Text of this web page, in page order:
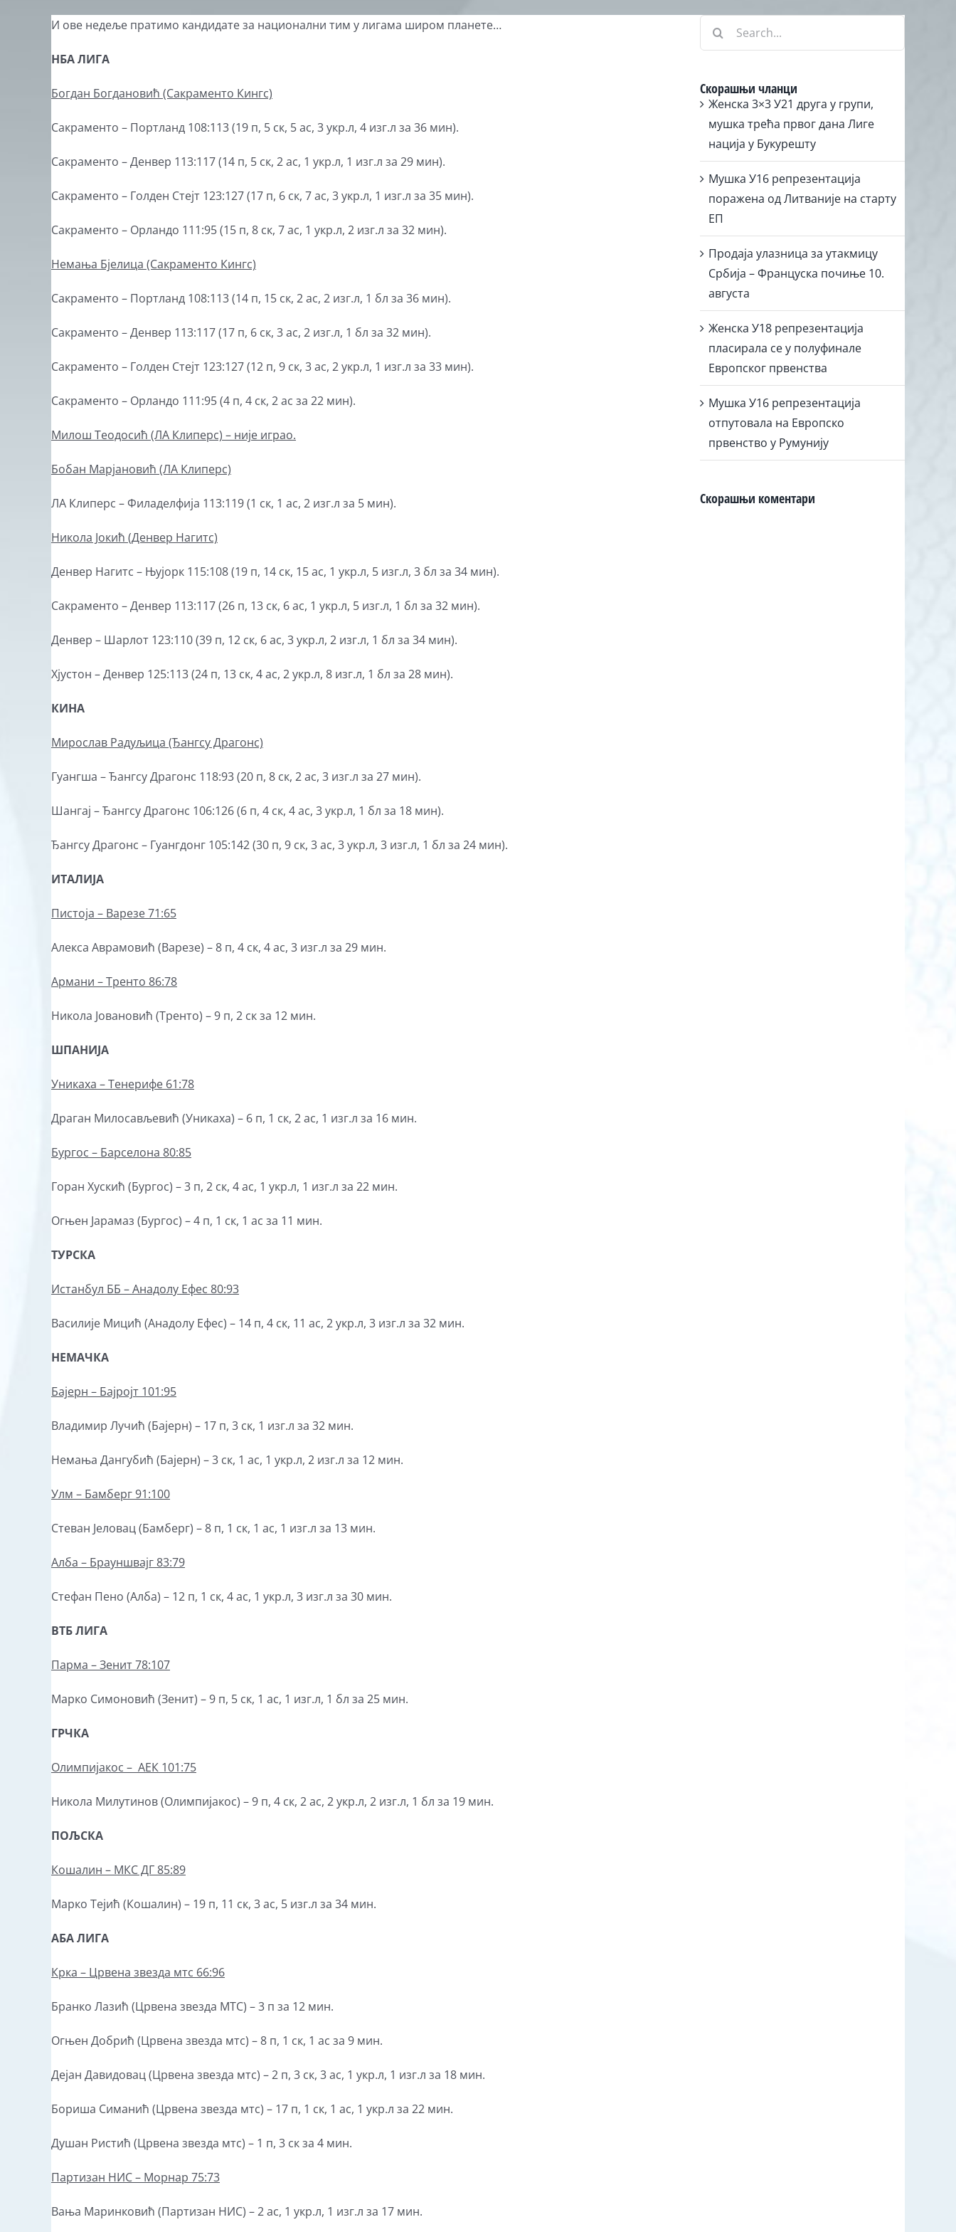
View
Image
И ове недеље пратимо кандидате за национални тим у лигама широм планете…
НБА ЛИГА
Богдан Богдановић (Сакраменто Кингс)
Сакраменто – Портланд 108:113 (19 п, 5 ск, 5 ас, 3 укр.л, 4 изг.л за 36 мин).
Сакраменто – Денвер 113:117 (14 п, 5 ск, 2 ас, 1 укр.л, 1 изг.л за 29 мин).
Сакраменто – Голден Стејт 123:127 (17 п, 6 ск, 7 ас, 3 укр.л, 1 изг.л за 35 мин).
Сакраменто – Орландо 111:95 (15 п, 8 ск, 7 ас, 1 укр.л, 2 изг.л за 32 мин).
Немања Бјелица (Сакраменто Кингс)
Сакраменто – Портланд 108:113 (14 п, 15 ск, 2 ас, 2 изг.л, 1 бл за 36 мин).
Сакраменто – Денвер 113:117 (17 п, 6 ск, 3 ас, 2 изг.л, 1 бл за 32 мин).
Сакраменто – Голден Стејт 123:127 (12 п, 9 ск, 3 ас, 2 укр.л, 1 изг.л за 33 мин).
Сакраменто – Орландо 111:95 (4 п, 4 ск, 2 ас за 22 мин).
Милош Теодосић (ЛА Клиперс) – није играо.
Бобан Марјановић (ЛА Клиперс)
ЛА Клиперс – Филаделфија 113:119 (1 ск, 1 ас, 2 изг.л за 5 мин).
Никола Јокић (Денвер Нагитс)
Денвер Нагитс – Њујорк 115:108 (19 п, 14 ск, 15 ас, 1 укр.л, 5 изг.л, 3 бл за 34 мин).
Сакраменто – Денвер 113:117 (26 п, 13 ск, 6 ас, 1 укр.л, 5 изг.л, 1 бл за 32 мин).
Денвер – Шарлот 123:110 (39 п, 12 ск, 6 ас, 3 укр.л, 2 изг.л, 1 бл за 34 мин).
Хјустон – Денвер 125:113 (24 п, 13 ск, 4 ас, 2 укр.л, 8 изг.л, 1 бл за 28 мин).
КИНА
Мирослав Радуљица (Ђангсу Драгонс)
Гуангша – Ђангсу Драгонс 118:93 (20 п, 8 ск, 2 ас, 3 изг.л за 27 мин).
Шангај – Ђангсу Драгонс 106:126 (6 п, 4 ск, 4 ас, 3 укр.л, 1 бл за 18 мин).
Ђангсу Драгонс – Гуангдонг 105:142 (30 п, 9 ск, 3 ас, 3 укр.л, 3 изг.л, 1 бл за 24 мин).
ИТАЛИЈА
Пистоја – Варезе71:65
Алекса Аврамовић (Варезе) – 8 п, 4 ск, 4 ас, 3 изг.л за 29 мин.
Армани –Тренто 86:78
Никола Јовановић (Тренто) – 9 п, 2 ск за 12 мин.
ШПАНИЈА
Уникаха – Тенерифе 61:78
Драган Милосављевић (Уникаха) – 6 п, 1 ск, 2 ас, 1 изг.л за 16 мин.
Бургос – Барселона 80:85
Горан Хускић (Бургос) – 3 п, 2 ск, 4 ас, 1 укр.л, 1 изг.л за 22 мин.
Огњен Јарамаз (Бургос) – 4 п, 1 ск, 1 ас за 11 мин.
ТУРСКА
Истанбул ББ –Анадолу Ефес 80:93
Василије Мицић (Анадолу Ефес) – 14 п, 4 ск, 11 ас, 2 укр.л, 3 изг.л за 32 мин.
НЕМАЧКА
Бајерн – Бајројт 101:95
Владимир Лучић (Бајерн) – 17 п, 3 ск, 1 изг.л за 32 мин.
Немања Дангубић (Бајерн) – 3 ск, 1 ас, 1 укр.л, 2 изг.л за 12 мин.
Улм – Бамберг91:100
Стеван Јеловац (Бамберг) – 8 п, 1 ск, 1 ас, 1 изг.л за 13 мин.
Алба – Брауншвајг 83:79
Стефан Пено (Алба) – 12 п, 1 ск, 4 ас, 1 укр.л, 3 изг.л за 30 мин.
ВТБ ЛИГА
Парма –Зенит78:107
Марко Симоновић (Зенит) – 9 п, 5 ск, 1 ас, 1 изг.л, 1 бл за 25 мин.
ГРЧКА
Олимпијакос – АЕК 101:75
Никола Милутинов (Олимпијакос) – 9 п, 4 ск, 2 ас, 2 укр.л, 2 изг.л, 1 бл за 19 мин.
ПОЉСКА
Кошалин – МКС ДГ 85:89
Марко Тејић (Кошалин) – 19 п, 11 ск, 3 ас, 5 изг.л за 34 мин.
АБА ЛИГА
Крка – Црвена звезда мтс 66:96
Бранко Лазић (Црвена звезда МТС) – 3 п за 12 мин.
Огњен Добрић (Црвена звезда мтс) – 8 п, 1 ск, 1 ас за 9 мин.
Дејан Давидовац (Црвена звезда мтс) – 2 п, 3 ск, 3 ас, 1 укр.л, 1 изг.л за 18 мин.
Бориша Симанић (Црвена звезда мтс) – 17 п, 1 ск, 1 ас, 1 укр.л за 22 мин.
Душан Ристић (Црвена звезда мтс) – 1 п, 3 ск за 4 мин.
Партизан НИС– Морнар 75:73
Вања Маринковић (Партизан НИС) – 2 ас, 1 укр.л, 1 изг.л за 17 мин.
Search
Скорашњи чланци
Женска 3×3 У21 друга у групи,
мушка трећа првог дана Лиге
нација у Букурешту
Мушка У16 репрезентација
поражена од Литваније на старту
ЕП
Продаја улазница за утакмицу
Србија – Француска почиње 10.
августа
Женска У18 репрезентација
пласирала се у полуфинале
Европског првенства
Мушка У16 репрезентација
отпутовала на Европско
првенство у Румунију
Скорашњи коментари